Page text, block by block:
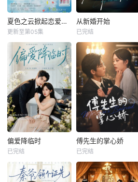
夏色之云掀起恋爱与风暴
更新至第05集
从新婚开始
已完结
偏爱降临时
已完结
傅先生的掌心娇
已完结